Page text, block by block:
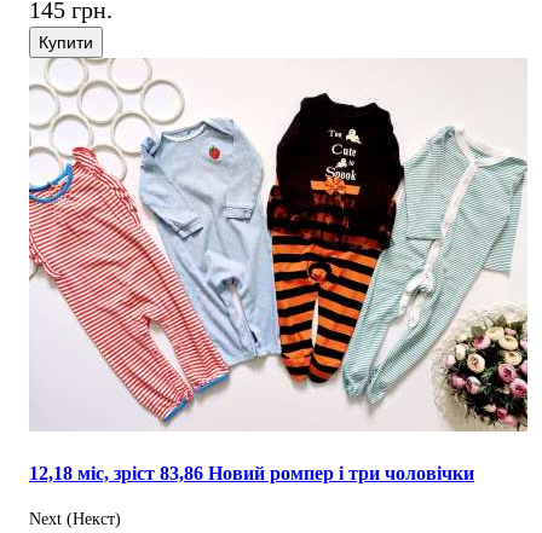
145 грн.
Купити
12,18 міс, зріст 83,86 Новий ромпер і три чоловічки
Next (Некст)